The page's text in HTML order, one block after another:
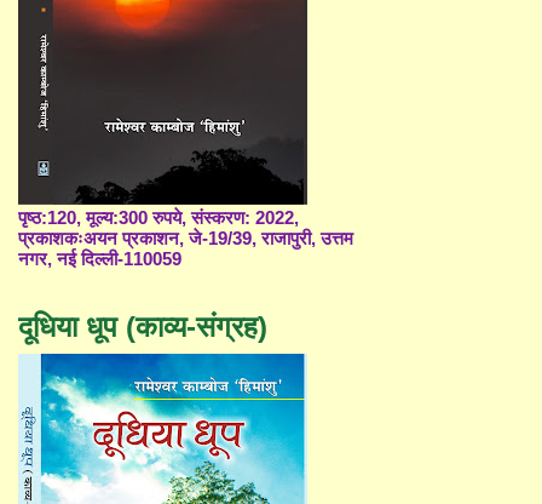
पृष्ठ:120, मूल्य:300 रुपये, संस्करण: 2022,
प्रकाशकःअयन प्रकाशन, जे-19/39, राजापुरी, उत्तम
नगर, नई दिल्ली-110059
दूधिया धूप (काव्य-संग्रह)